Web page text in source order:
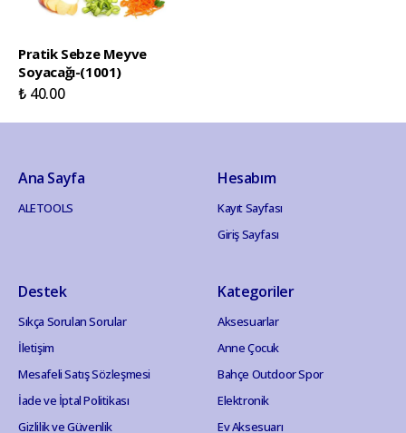
Pratik Sebze Meyve
Soyacağı-(1001)
₺ 40.00
Ana Sayfa
ALETOOLS
Hesabım
Kayıt Sayfası
Giriş Sayfası
Destek
Sıkça Sorulan Sorular
İletişim
Mesafeli Satış Sözleşmesi
İade ve İptal Politikası
Gizlilik ve Güvenlik
Kategoriler
Aksesuarlar
Anne Çocuk
Bahçe Outdoor Spor
Elektronik
Ev Aksesuarı